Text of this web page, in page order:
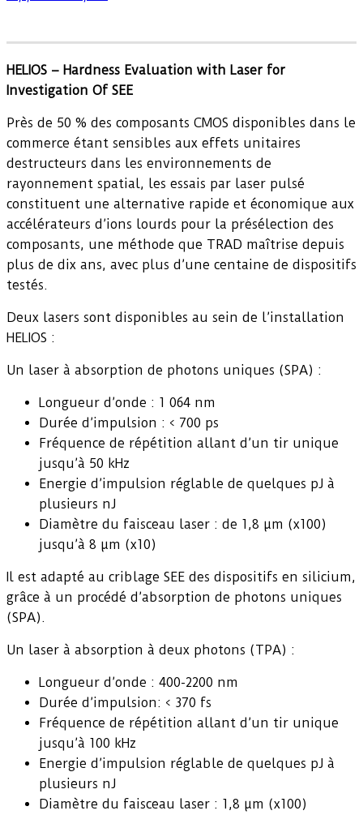
HELIOS – Hardness Evaluation with Laser for
Investigation Of SEE
Près de 50 % des composants CMOS disponibles dans le
commerce étant sensibles aux effets unitaires
destructeurs dans les environnements de
rayonnement spatial, les essais par laser pulsé
constituent une alternative rapide et économique aux
accélérateurs d’ions lourds pour la présélection des
composants, une méthode que TRAD maîtrise depuis
plus de dix ans, avec plus d’une centaine de dispositifs
testés.
Deux lasers sont disponibles au sein de l’installation
HELIOS :
Un laser à absorption de photons uniques (SPA) :
Longueur d’onde : 1 064 nm
Durée d’impulsion : < 700 ps
Fréquence de répétition allant d’un tir unique
jusqu’à 50 kHz
Energie d’impulsion réglable de quelques pJ à
plusieurs nJ
Diamètre du faisceau laser : de 1,8 µm (x100)
jusqu’à 8 µm (x10)
Il est adapté au criblage SEE des dispositifs en silicium,
grâce à un procédé d’absorption de photons uniques
(SPA).
Un laser à absorption à deux photons (TPA) :
Longueur d’onde : 400-2200 nm
Durée d’impulsion: < 370 fs
Fréquence de répétition allant d’un tir unique
jusqu’à 100 kHz
Energie d’impulsion réglable de quelques pJ à
plusieurs nJ
Diamètre du faisceau laser : 1,8 µm (x100)